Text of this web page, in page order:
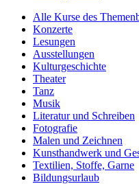
Alle Kurse des
Konzerte
Lesungen
Ausstellungen
Kulturgeschichte
Theater
Tanz
Musik
Literatur und Schreiben
Fotografie
Malen und Zeichnen
Kunsthandwerk und
Textilien, Stoffe, Garne
Bildungsurlaub